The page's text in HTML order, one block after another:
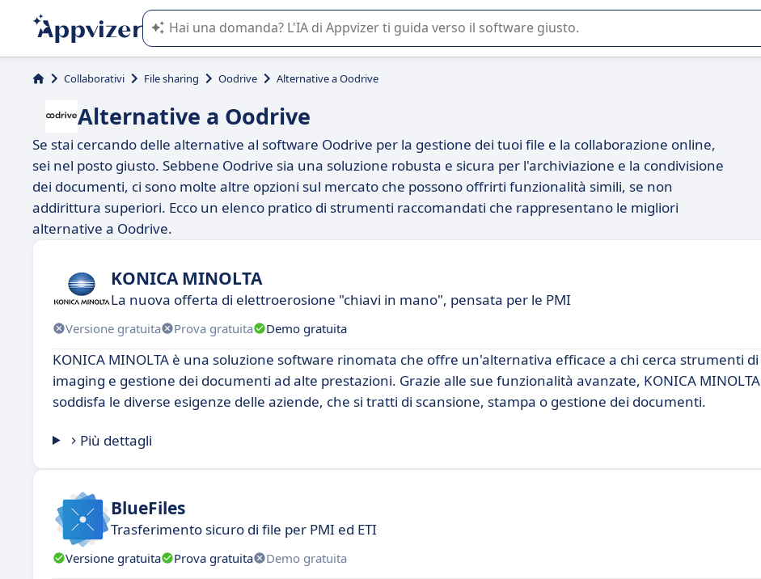
L'IA di Appvizer vi guida nell'utilizzo o nella scelta di un software SaaS per la vostra azienda.
Collaborativi File sharing Oodrive Alternative a Oodrive
Alternative a Oodrive
Se stai cercando delle alternative al software Oodrive per la gestione dei tuoi file e la collaborazione online,
sei nel posto giusto. Sebbene Oodrive sia una soluzione robusta e sicura per l'archiviazione e la condivisione
dei documenti, ci sono molte altre opzioni sul mercato che possono offrirti funzionalità simili, se non
addirittura superiori. Ecco un elenco pratico di strumenti raccomandati che rappresentano le migliori
alternative a Oodrive.
KONICA MINOLTA
La nuova offerta di elettroerosione "chiavi in mano", pensata per le PMI
Versione gratuita Prova gratuita Demo gratuita
KONICA MINOLTA è una soluzione software rinomata che offre un'alternativa efficace a chi cerca strumenti di
imaging e gestione dei documenti ad alte prestazioni. Grazie alle sue funzionalità avanzate, KONICA MINOLTA
soddisfa le diverse esigenze delle aziende, che si tratti di scansione, stampa o gestione dei documenti.
Più dettagli
BlueFiles
Trasferimento sicuro di file per PMI ed ETI
Versione gratuita Prova gratuita Demo gratuita